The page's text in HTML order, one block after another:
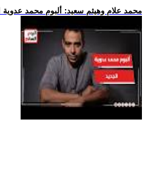
.. محمد علام وهيثم سعيد: ألبوم محمد عدوية